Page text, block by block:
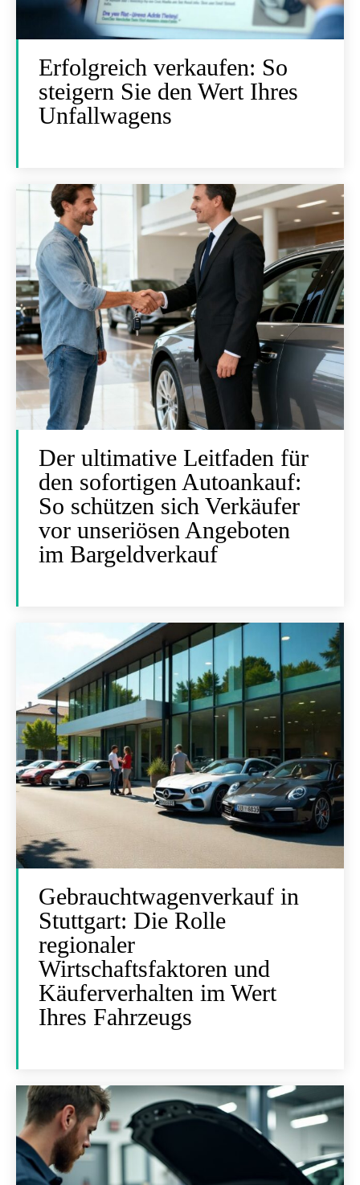
Erfolgreich verkaufen: So
steigern Sie den Wert Ihres
Unfallwagens
Der ultimative Leitfaden für
den sofortigen Autoankauf:
So schützen sich Verkäufer
vor unseriösen Angeboten
im Bargeldverkauf
Gebrauchtwagenverkauf in
Stuttgart: Die Rolle
regionaler
Wirtschaftsfaktoren und
Käuferverhalten im Wert
Ihres Fahrzeugs